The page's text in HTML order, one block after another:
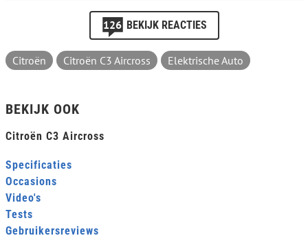
126 BEKIJK REACTIES
Citroën Citroën C3 Aircross Elektrische Auto
BEKIJK OOK
Citroën C3 Aircross
Specificaties
Occasions
Video's
Tests
Gebruikersreviews